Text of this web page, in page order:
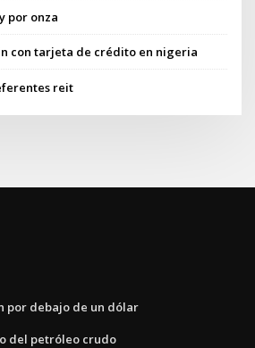
por onza
con tarjeta de crédito en nigeria
reit
por debajo de un dólar
del petróleo crudo